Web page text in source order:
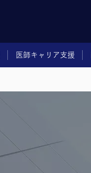
医師キャリア支援